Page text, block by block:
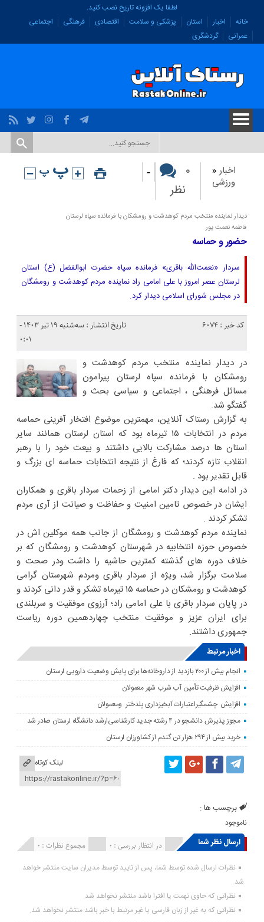
لطفا یک افزونه تاریخ نصب کنید.
خانه
اخبار استان پزشکی و سلامت اقتصادی فرهنگی
اجتماعی
عمرانی
گردشگری
اخبار«
ورزشی
۰
نظر
-
دیدار نماینده منتخب مردم کوهدشت و رومشکان با فرمانده سپاه لرستان
فاطمه نعمت پور
حضور و حماسه
سردار «نعمت‌الله باقری» فرمانده سپاه حضرت ابوالفضل (ع) استان
لرستان عصر امروز با علی امامی راد نماینده مردم کوهدشت و رومشگان
در مجلس شورای اسلامی دیدار کرد.
کد خبر : 6074
تاریخ انتشار : سه‌شنبه ۱۹ تیر ۱۴۰۳ -
۰:۰۱
در دیدار نماینده منتخب مردم کوهدشت و
رومشکان با فرمانده سپاه لرستان پیرامون
مسائل فرهنگی ، اجتماعی و سیاسی بحث و
گفتگو شد.
به گزارش رستاک آنلاین، مهمترین موضوع افتخار آفرینی حماسه
مردم در انتخابات ۱۵ تیرماه بود که استان لرستان همانند سایر
استان ها درصد مشارکت بالایی داشتند و بیعت خود را با رهبر
انقلاب تازه کردند؛ که فارغ از نتیجه انتخابات حماسه ای بزرگ و
قابل تقدیر بود .
در ادامه این دیدار دکتر امامی از زحمات سردار باقری و همکاران
ایشان در خصوص تامین امنیت و حفاظت و صیانت از آری مردم
تشکر کردند .
نماینده مردم کوهدشت و رومشگان از جانب همه موکلین اش در
خصوص حوزه انتخابیه در شهرستان کوهدشت و رومشگان که بر
خلاف دوره های گذشته کمترین حاشیه را داشت ودر صحت و
سلامت برگزار شد، ویژه از سردار باقری ومردم شهرستان گرامی
کوهدشت و رومشکان در حماسه ۱۵ تیرماه تشکر و قدر دانی کردند و
در پایان سردار باقری با علی امامی راد؛ آرزوی موفقیت و سربلندی
برای ایران عزیز و موفقیت منتخب چهاردهمین دوره ریاست
جمهوری داشتند.
اخبار مرتبط
انجام بیش از ۲۰۰ بازدید از داروخانه‌ها برای پایش وضعیت دارویی لرستان
افزایش ظرفیت تأمین آب شرب شهر معمولان
افزایش چشمگیراعتبارات آبخیزداری پلدختر ومعمولان
مجوز پذیرش دانشجو در ۴ رشته جدید کارشناسی‌ارشد دانشگاه لرستان صادر شد
خرید بیش از ۲۹۴ هزار تن گندم از کشاورزان لرستان
لینک کوتاه
برچسب ها :
ناموجود
ارسال نظر شما مجموع نظرات : 0 در انتظار بررسی : 0 انتشار یافته : ۰
نظرات ارسال شده توسط شما، پس از تایید توسط مدیران سایت منتشر خواهد
شد.
نظراتی که حاوی تهمت یا افترا باشد منتشر نخواهد شد.
نظراتی که به غیر از زبان فارسی یا غیر مرتبط با خبر باشد منتشر نخواهد شد.